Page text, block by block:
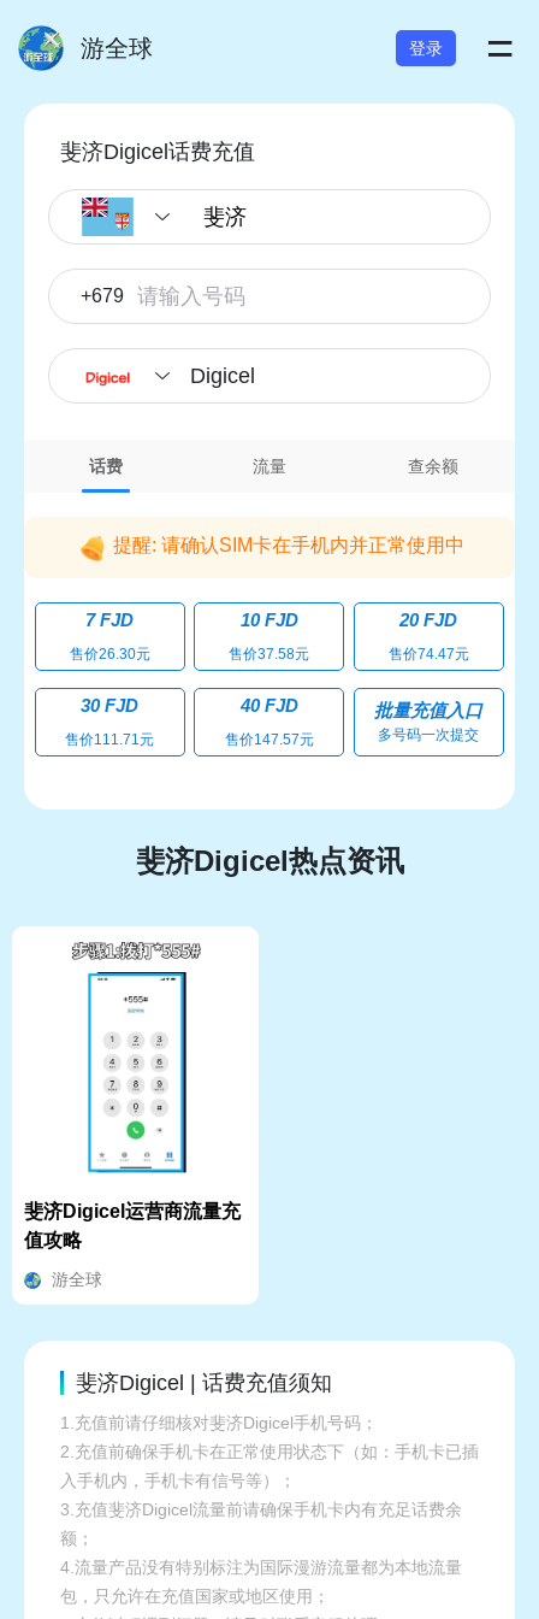
游全球 登录 =
斐济Digicel话费充值
+679
Digicel
话费 流量 查余额
提醒: 请确认SIM卡在手机内并正常使用中
7 FJD
售价26.30元
10 FJD
售价37.58元
20 FJD
售价74.47元
30 FJD
售价111.71元
40 FJD
售价147.57元
批量充值入口
多号码一次提交
斐济Digicel热点资讯
斐济Digicel运营商流量充
值攻略
游全球
斐济Digicel | 话费充值须知
1.充值前请仔细核对斐济Digicel手机号码；
2.充值前确保手机卡在正常使用状态下（如：手机卡已插
入手机内，手机卡有信号等）；
3.充值斐济Digicel流量前请确保手机卡内有充足话费余
额；
4.流量产品没有特别标注为国际漫游流量都为本地流量
包，只允许在充值国家或地区使用；